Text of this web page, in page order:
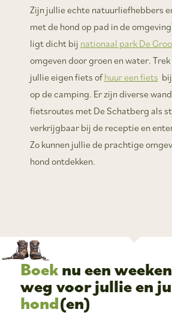
Zijn jullie echte natuurliefhebbers
met de hond op pad in de
ligt dicht bij nationaal park De
omgeven door groen en water.
jullie eigen fiets ofhuur een fiets
op de camping. Er zijn diverse
fietsroutes met De Schatberg als
verkrijgbaar bij de receptie en
Zo kunnen jullie de prachtige
hond ontdekken.
Boeknu een
weg voor jullie en
hond(en)